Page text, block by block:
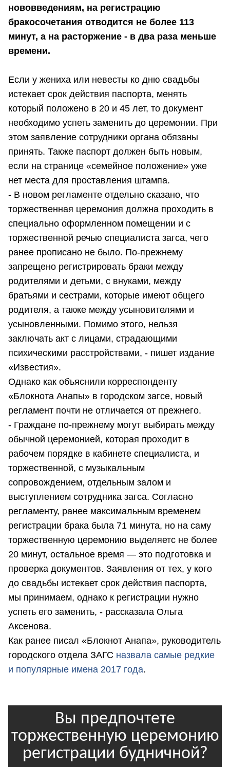
нововведениям, на регистрацию
бракосочетания отводится не более 113
минут, а на расторжение - в два раза меньше
времени.
Если у жениха или невесты ко дню свадьбы
истекает срок действия паспорта, менять
который положено в 20 и 45 лет, то документ
необходимо успеть заменить до церемонии. При
этом заявление сотрудники органа обязаны
принять. Также паспорт должен быть новым,
если на странице «семейное положение» уже
нет места для проставления штампа.
- В новом регламенте отдельно сказано, что
торжественная церемония должна проходить в
специально оформленном помещении и с
торжественной речью специалиста загса, чего
ранее прописано не было. По-прежнему
запрещено регистрировать браки между
родителями и детьми, с внуками, между
братьями и сестрами, которые имеют общего
родителя, а также между усыновителями и
усыновленными. Помимо этого, нельзя
заключать акт с лицами, страдающими
психическими расстройствами, - пишет издание
«Известия».
Однако как объяснили корреспонденту
«Блокнота Анапы» в городском загсе, новый
регламент почти не отличается от прежнего.
- Граждане по-прежнему могут выбирать между
обычной церемонией, которая проходит в
рабочем порядке в кабинете специалиста, и
торжественной, с музыкальным
сопровождением, отдельным залом и
выступлением сотрудника загса. Согласно
регламенту, ранее максимальным временем
регистрации брака была 71 минута, но на саму
торжественную церемонию выделяетс не более
20 минут, остальное время — это подготовка и
проверка документов. Заявления от тех, у кого
до свадьбы истекает срок действия паспорта,
мы принимаем, однако к регистрации нужно
успеть его заменить, - рассказала Ольга
Аксенова.
Как ранее писал «Блокнот Анапа», руководитель
городского отдела ЗАГС назвала самые редкие
и популярные имена 2017 года.